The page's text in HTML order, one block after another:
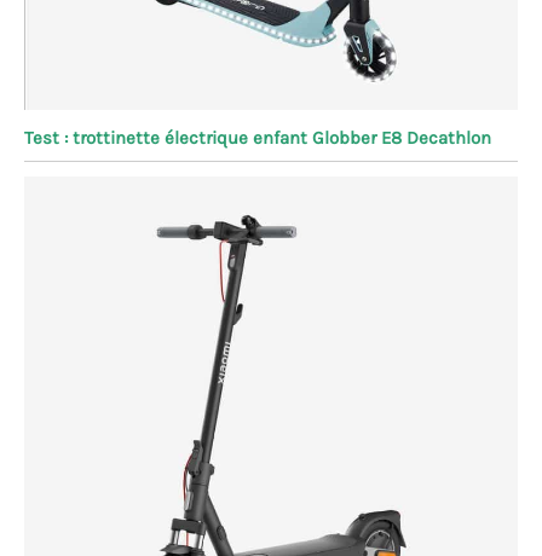
Test : trottinette électrique enfant Globber E8 Decathlon